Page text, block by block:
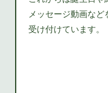
メッセージ動画な
受け付けています。